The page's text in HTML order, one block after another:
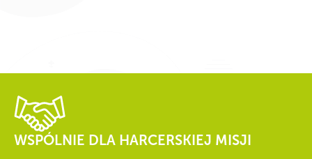
WSPÓLNIE DLA HARCERSKIEJ MISJI